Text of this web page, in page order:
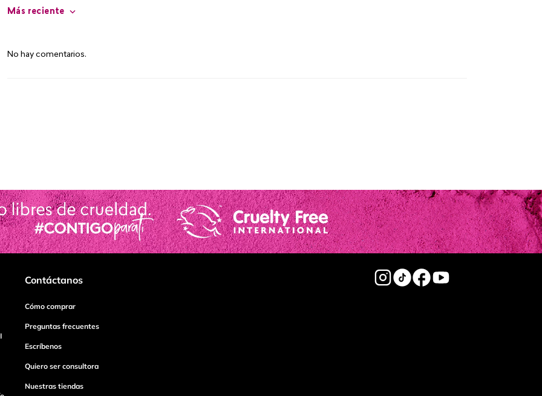
Más reciente
No hay comentarios.
Contáctanos
Cómo comprar
Preguntas frecuentes
Escríbenos
Quiero ser consultora
Nuestras tiendas